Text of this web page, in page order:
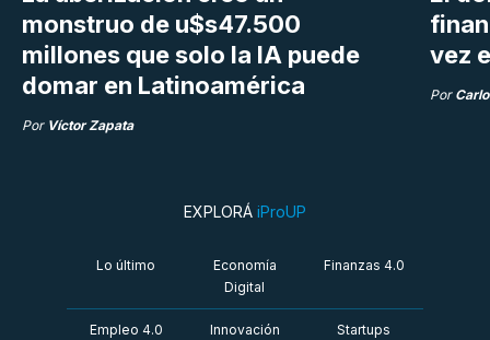
monstruo de u$s47.500
millones que solo la IA puede
domar en Latinoamérica
Por Víctor Zapata
vez
Por
EXPLORÁ iProUP
Lo último
Economía
Digital
Finanzas 4.0
Empleo 4.0 Innovación Startups